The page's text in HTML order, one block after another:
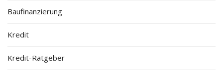
Baufinanzierung
Kredit
Kredit-Ratgeber